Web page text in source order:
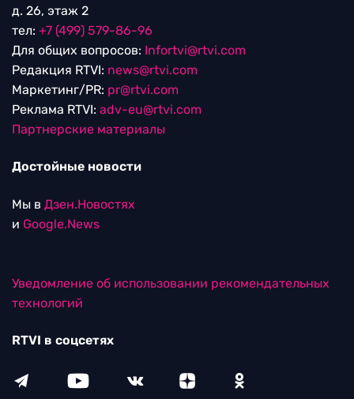
д. 26, этаж 2
тел: +7 (499) 579-86-96
Для общих вопросов: Infortvi@rtvi.com
Редакция RTVI: news@rtvi.com
Маркетинг/PR: pr@rtvi.com
Реклама RTVI: adv-eu@rtvi.com
Партнерские материалы
Достойные новости
Мы в Дзен.Новостях
и Google.News
Уведомление об использовании рекомендательных
технологий
RTVI в соцсетях